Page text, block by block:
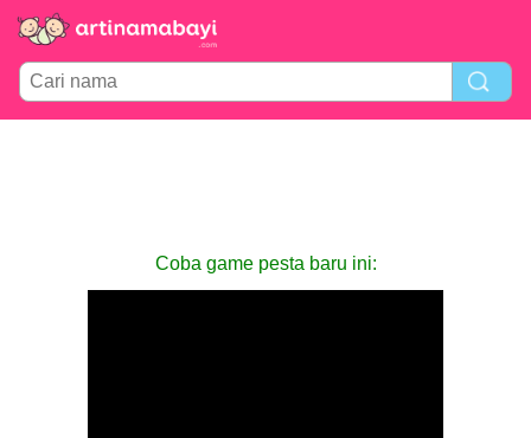
Coba game pesta baru ini: